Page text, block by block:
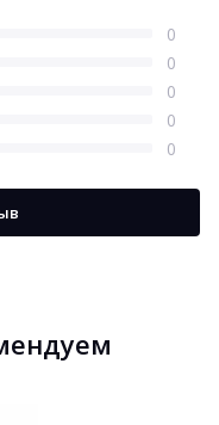
0
0
0
0
0